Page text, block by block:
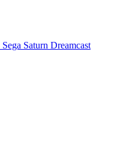
Sega Saturn Dreamcast